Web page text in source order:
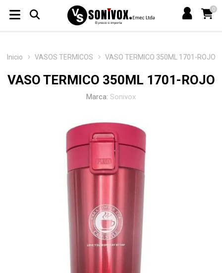
0
Inicio VASOS TERMICOS VASO TERMICO 350ML 1701-ROJO
VASO TERMICO 350ML 1701-ROJO
Marca: Sonivox